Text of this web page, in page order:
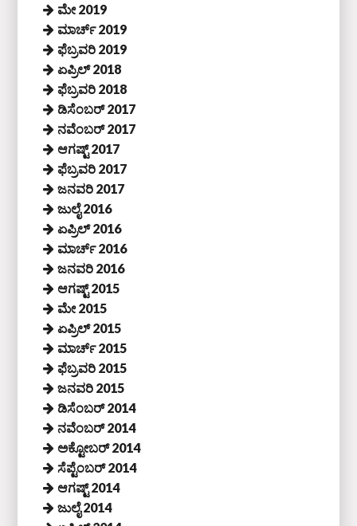
ಮೇ 2019
ಮಾರ್ಚ್ 2019
ಫೆಬ್ರವರಿ 2019
ಏಪ್ರಿಲ್ 2018
ಫೆಬ್ರವರಿ 2018
ಡಿಸೆಂಬರ್ 2017
ನವೆಂಬರ್ 2017
ಆಗಷ್ಟ್ 2017
ಫೆಬ್ರವರಿ 2017
ಜನವರಿ 2017
ಜುಲೈ 2016
ಏಪ್ರಿಲ್ 2016
ಮಾರ್ಚ್ 2016
ಜನವರಿ 2016
ಆಗಷ್ಟ್ 2015
ಮೇ 2015
ಏಪ್ರಿಲ್ 2015
ಮಾರ್ಚ್ 2015
ಫೆಬ್ರವರಿ 2015
ಜನವರಿ 2015
ಡಿಸೆಂಬರ್ 2014
ನವೆಂಬರ್ 2014
ಅಕ್ಟೋಬರ್ 2014
ಸೆಪ್ಟೆಂಬರ್ 2014
ಆಗಷ್ಟ್ 2014
ಜುಲೈ 2014